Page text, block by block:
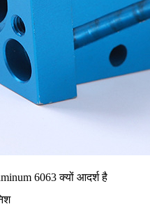
6063 क्यों आदर्श है